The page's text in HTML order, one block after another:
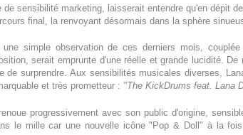
sensibilité marketing, laisserait entendre qu'en dépit
final, la renvoyant désormais dans la sphère
simple observation de ces derniers mois,
serait emprunte d'une réelle et grande lucidité.
surprendre. Aux sensibilités musicales diverses,
et très prometteur : "The KickDrums feat. Lana
progressivement avec son public d'origine,
le mille car une nouvelle icône "Pop & Doll" à la